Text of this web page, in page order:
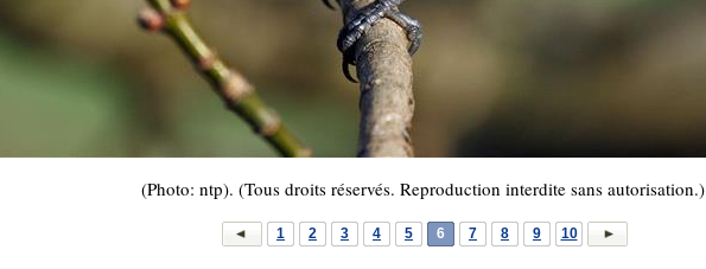
(Photo: ntp). (Tous droits réservés. Reproduction interdite sans autorisation.)
1 2 3 4 5 6 7 8 9 10